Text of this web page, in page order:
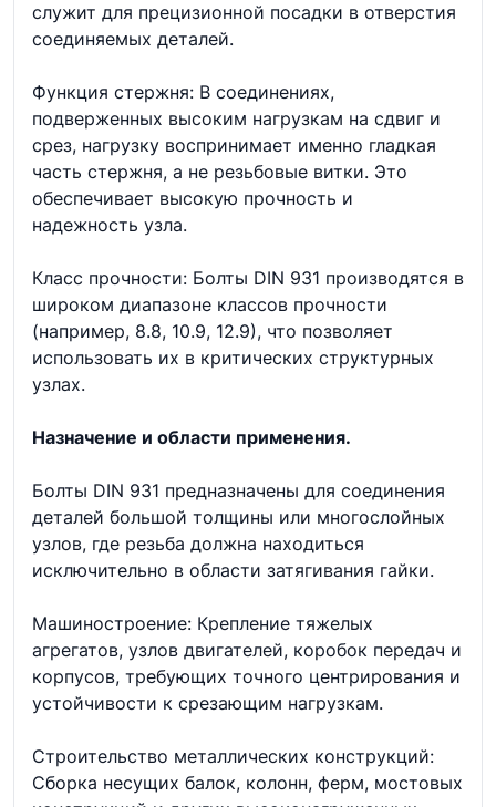
служит для прецизионной посадки в отверстия
соединяемых деталей.
Функция стержня: В соединениях,
подверженных высоким нагрузкам на сдвиг и
срез, нагрузку воспринимает именно гладкая
часть стержня, а не резьбовые витки. Это
обеспечивает высокую прочность и
надежность узла.
Класс прочности: Болты DIN 931 производятся в
широком диапазоне классов прочности
(например, 8.8, 10.9, 12.9), что позволяет
использовать их в критических структурных
узлах.
Назначение и области применения.
Болты DIN 931 предназначены для соединения
деталей большой толщины или многослойных
узлов, где резьба должна находиться
исключительно в области затягивания гайки.
Машиностроение: Крепление тяжелых
агрегатов, узлов двигателей, коробок передач и
корпусов, требующих точного центрирования и
устойчивости к срезающим нагрузкам.
Строительство металлических конструкций:
Сборка несущих балок, колонн, ферм, мостовых